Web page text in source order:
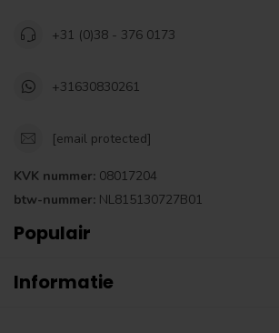
+31 (0)38 - 376 0173
+31630830261
[email protected]
KVK nummer: 08017204
btw-nummer: NL815130727B01
Populair
Informatie